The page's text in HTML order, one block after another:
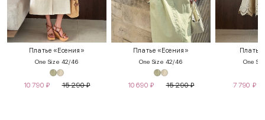
Платье «Есения»
One Size 42/46
10 790 ₽ 15 290₽
Платье «Есения»
One Size 42/46
10 690 ₽ 15 290₽
One
7 790 ₽